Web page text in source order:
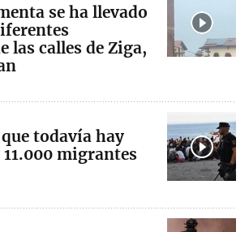
se ha llevado
las calles de Ziga,
todavía hay
migrantes